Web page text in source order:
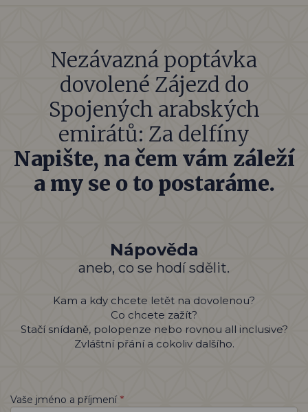
Nezávazná poptávka
dovolené Zájezd do
Spojených arabských
emirátů: Za delfíny
Napište, na čem vám záleží
a my se o to postaráme.
Nápověda
aneb, co se hodí sdělit.
Kam a kdy chcete letět na dovolenou?
Co chcete zažít?
Stačí snídaně, polopenze nebo rovnou all inclusive?
Zvláštní přání a cokoliv dalšího.
Vaše jméno a příjmení *